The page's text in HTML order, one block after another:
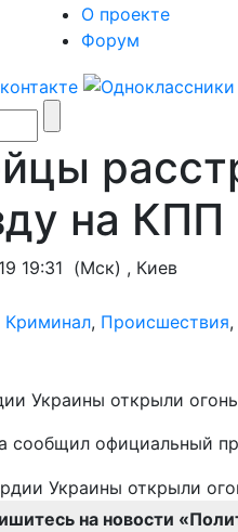
О проекте
Форум
на КПП
19:31 (Мск) , Киев
Криминал, Происшествия,
Украины открыли
сообщил официальный
на новости